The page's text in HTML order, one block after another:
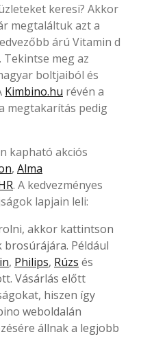
keresi? Akkor
megtaláltuk azt a
árú Vitamin d
meg az
boltjaiból és
Kimbino.hu révén a
megtakarítás pedig
kapható akciós
, Alma
. A kedvezményes
lapjain leli:
akkor kattintson
Például
, Philips, Rúzs és
Vásárlás előtt
hiszen így
weboldalán
állnak a legjobb